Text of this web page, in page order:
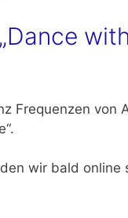
Frequenzen
wir bald online